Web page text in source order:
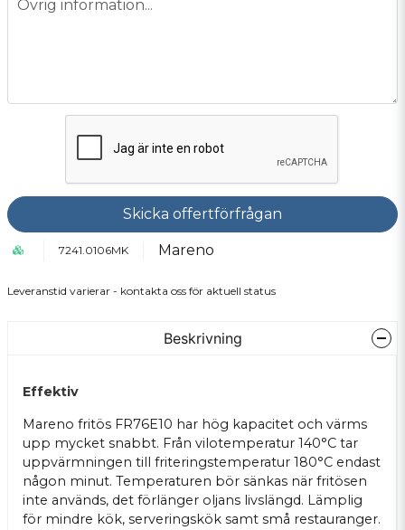
Övrig information...
Skicka offertförfrågan
7241.0106MK Mareno
Leveranstid varierar - kontakta oss för aktuell status
Beskrivning
Effektiv
Mareno fritös FR76E10 har hög kapacitet och värms
upp mycket snabbt. Från vilotemperatur 140°C tar
uppvärmningen till friteringstemperatur 180°C endast
någon minut. Temperaturen bör sänkas när fritösen
inte används, det förlänger oljans livslängd. Lämplig
för mindre kök, serveringskök samt små restauranger.